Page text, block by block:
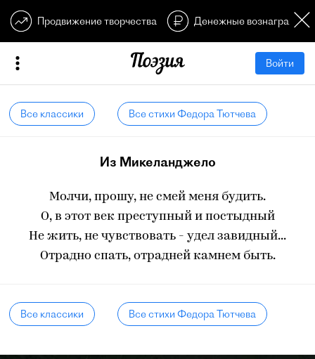
Продвижение творчества Денежные
Войти
Все классики Все стихи Федора Тютчева
Из Микеланджело
Молчи, прошу, не смей меня будить.
О, в этот век преступный и постыдный
Не жить, не чувствовать - удел завидный...
Отрадно спать, отрадней камнем быть.
Все классики Все стихи Федора Тютчева